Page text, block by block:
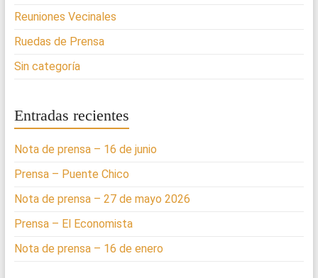
Reuniones Vecinales
Ruedas de Prensa
Sin categoría
Entradas recientes
Nota de prensa – 16 de junio
Prensa – Puente Chico
Nota de prensa – 27 de mayo 2026
Prensa – El Economista
Nota de prensa – 16 de enero